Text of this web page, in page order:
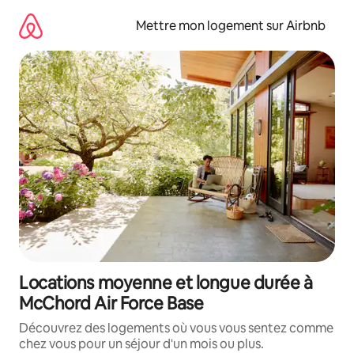
directement
contenu
Mettre mon logement sur Airbnb
Locations moyenne et longue durée à
McChord Air Force Base
Découvrez des logements où vous vous sentez comme
chez vous pour un séjour d'un mois ou plus.